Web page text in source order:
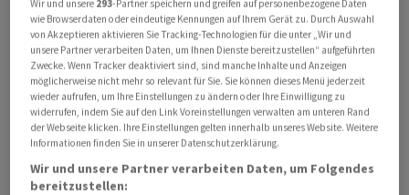
Rochehat von der US-Arzneimittelbehörde FDA eine
vorrangige Prüfung für Tecentriq in Kombination mit
Chemotherapie zur Behandlung von bestimmten
Formen von Darmkrebs im Stadium III erhalten.
Grundlage ist die Phase-III-Studie ATOMIC, in der
Tecentriq plus Chemotherapie das Rückfall- oder
Sterberisiko im Vergleich zur Chemotherapie allein um
Wir und unsere 293-Partner speichern und greifen auf personenbezogene Daten
wie Browserdaten oder eindeutige Kennungen auf Ihrem Gerät zu. Durch Auswahl
von Akzeptieren aktivieren Sie Tracking-Technologien für die unter „Wir und
unsere Partner verarbeiten Daten, um Ihnen Dienste bereitzustellen“ aufgeführten
Zwecke. Wenn Tracker deaktiviert sind, sind manche Inhalte und Anzeigen
möglicherweise nicht mehr so relevant für Sie. Sie können dieses Menü jederzeit
wieder aufrufen, um Ihre Einstellungen zu ändern oder Ihre Einwilligung zu
widerrufen, indem Sie auf den Link Voreinstellungen verwalten am unteren Rand
der Webseite klicken. Ihre Einstellungen gelten innerhalb unseres Website. Weitere
Informationen finden Sie in unserer Datenschutzerklärung.
Wir und unsere Partner verarbeiten Daten, um Folgendes
bereitzustellen: